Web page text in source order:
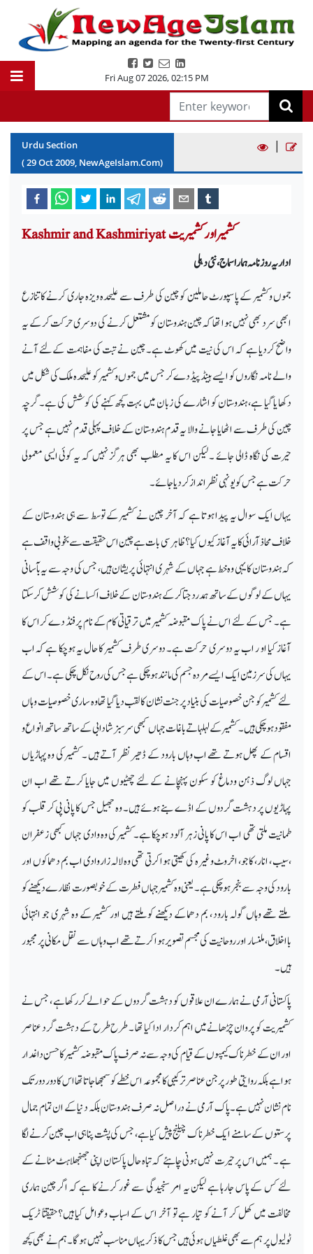
Fri Aug 07 2026,02:15 PM
Urdu Section
(29Oct2009, NewAgeIslam.Com)
|
Kashmir and Kashmiriyat کشمیر اور کشمیریت
اداریہ روزنامہ ہمارا سماج ،نئی دہلی
جموں وکشمیر کے پاسپورٹ حاملین کو چین کی طرف سے علیحدہ ویزہ جاری کرنے کاتنازع
ابھی سرد بھی نہیں ہوا تھا کہ چین ہندوستان کو مشتعل کرنے کی دوسری حرکت کرکے یہ
واضح کردیا ہے کہ اس کی نیت میں کھوٹ ہے۔ چین نے تبت کی مفاہمت کےلئے آنے
والے نامہ نگاروں کو ایسے ہینڈ پیڈدے کر جس میں جموں وکشمیر کو علیحدہ ملک کی شکل میں
دکھا یا گیا ہے،ہندوستان کو اشارے کی زبان میں بہت کچھ کہنے کی کوشش کی ہے۔ گرچہ
چین کی طرف سے اٹھایا جانے والا یہ قدم ہندوستان کے خلاف پہلی قدم نہیں ہے جس پر
حیرت کی نگاہ ڈالی جائے ۔ لیکن اس کا یہ مطلب بھی ہرگز نہیں کہ یہ کوئی ایسی معمولی
حرکت ہے جس کو یونہی نظر انداز کردیا جائے۔
یہاں ایک سوال یہ پیدا ہوتا ہے کہ آخر چین نے کشمیر کے توسط سے ہی ہندوستان کے
خلاف محاذ آرائی کا یہ آغاز کیوں کیا؟ ظاہرسی بات ہے چین اس حقیقت سے بخوبی واقف ہے
کہ ہندوستان کا یہی وہ خط ہے جہاں کے شہری انتہائی پریشان ہیں، جس کی وجہ سے یہ بآسانی
یہاں کے لوگوں کے ساتھ ہمدرد جتا کرکے ہندوستان کے خلاف اکسانے کی کوشش کرسکتا
ہے۔ جس کے لئے اس نے پاک مقبوضہ کشمیر میں ترقیاتی کام کے نام پر فنڈ دے کر اس کا
آغاز کیا او ر اب یہ دوسری حرکت ہے۔ دوسری طرف کشمیر کا حال یہ ہوچکا ہے کہ اب
یہاں کی سرزمین ایک ایسے مردہ جسم کی مانند ہوچکی ہے جس کی روح نکل چکی ہے ۔ اس کے
لئے کشمیر کو جن خصوصیات کی بنیاد پر جنت نشان کا لقب دیا گیا تھا وہ ساری خصوصیات وہاں
مفقود ہوچکی ہیں۔ کشمیر کے لہلہاتے باغات جہاں کبھی سرسبز شادابی کے ساتھ ساتھ انواع و
اقسام کے پھل ہوتے تھے اب وہاں بارود کے ڈھیر نظر آتے ہیں ۔ کشمیر کی وہ پہاڑیاں
جہاں لوگ ذہن ودماغ کو سکون پہنچانے کے لئے چھٹیوں میں جایا کرتے تھے اب ان
پہاڑیوں پر دہشت گردوں کے اڈے بنے ہوئے ہیں۔ وہ جھیل جس کا پانی پی کر قلب کو
طمانیت ملتی تھی اب اس کا پانی زہر آلود ہوچکا ہے۔ کشمیر کی وہ وادی جہاں کبھی زعفران
،سیب ، انار، کاجو، اخروٹ وغیرہ کی کھیتی ہوا کرتی تھی وہ لالہ زار وادی اب بم دھماکوں اور
بارود کی وجہ سے بنجر ہوچکی ہے۔ یعنی وہ کشمیر جہاں فطرت کے خو بصو رت نظارے دیکھنے کو
ملتے تھے وہاں گولہ بارود ، بم دھماکے دیکھنے کوملتے ہیں اور کشمیر کے وہ شہری جو انتہائی
بااخلاق ،ملنسار اور روحانیت کی مجسم تصویر ہوا کرتے تھے اب وہاں سے نقل مکانی پر مجبور
ہیں۔
پاکستانی آرمی نے ہمارے ان علاقوں کو دہشت گردوں کے حوالے کررکھا ہے ، جس نے
کشمیریت کو پروان چڑھانے میں اہم کردار ادا کیا تھا ۔ طرح طرح کے دہشت گرد عناصر
اور ان کے خطرناک کیمپوں کے قیام کی وجہ سے نہ صرف پاک مقبوضہ کشمیر کا حسن داغدار
ہوا ہے بلکہ روایتی طور پر جن عناصر ترکیبی کا مجموعہ اس خطے کو سمجھا جاتا تھا اس کا دور دور تک
نام نشان نہیں ہے۔ پاک آرمی نے دراصل نہ صرف ہندوستان بلکہ دنیا کے ان تمام جمال
پرستوں کے سامنے ایک خطرناک چیلنج پیش کیا ہے، جس کی پشت پناہی اب چین کرنے لگا
ہے ۔ ہمیں اس پرحیرت نہیں ہونی چاہئے کہ تباہ حال پاکستان اپنی جھنجھلاہٹ مٹانے کے
لئے کس کے پاس جارہا ہے لیکن یہ امر سنجیدگی سے غور کرنے کا ہے کہ اگر چین ہماری
مخالفت میں کھل کر آنے کو تیار ہے تو آخر اس کے اسباب وعوامل کیا ہیں؟حقیقتاً ٹریک
ٹولیول پر ہم سے بھی غلطیاں ہوئی ہیں جس کا ذکر یہاں مناسب نہیں ہوگا ۔ ہم نے بھی کچھ